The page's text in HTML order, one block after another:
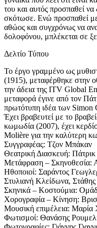
του και αυτός προσπαθεί να
σκότωσε. Ενώ προσπαθεί με
αθώος και συγχρόνως να
δολοφόνου, μπλέκεται σε
Δελτίο Τύπου
Το έργο γραμμένο ως
(1915), μεταφέρθηκε στην
την άδεια της ITV Global
μεταφορά έγινε από τον
πρωτότυπη ιδέα των
Έχει βραβευτεί με το
κωμωδία (2007), έχει
Molière για την καλύτερη
Συγγραφέας: Τζον Μπάκαν
Θεατρική Διασκευή:
Μετάφραση – Σκηνοθεσία:
Ηθοποιοί: Σαράντος
Στυλιανή Κλείδωνα,
Σκηνικά – Κοστούμια:
Χορογραφία – Κίνηση:
Μουσική επιμέλεια: Μαρία
Φωτισμοί: Θανάσης